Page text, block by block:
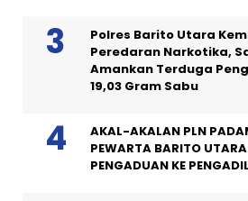
Polres Barito Utara
Peredaran Narkotika,
Amankan Terduga
19,03 Gram Sabu
AKAL-AKALAN PLN
PEWARTA BARITO
PENGADUAN KE